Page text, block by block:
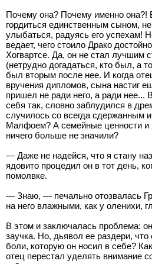
Почему она? Почему именно
гордиться единственным сыном,
улыбаться, радуясь его успехам!
ведает, чего стоило Драко
Хогвартсе. Да, он не стал лучшим
(нетрудно догадаться, кто был, а
был вторым после нее. И когда
вручения дипломов, сына настиг
пришел не ради него, а ради
себя так, словно заблудился в
случилось со всегда сдержанным
Малфоем? А семейные ценности и
ничего больше не значили?
— Даже не надейся, что я стану
ядовито процедил он в тот день,
помолвке.
— Знаю, — печально отозвалась
на него влажными, как у оленихи,
В этом и заключалась проблема:
заучка. Но, дьявол ее раздери, что
боли, которую он носил в себе?
отец перестал уделять внимание